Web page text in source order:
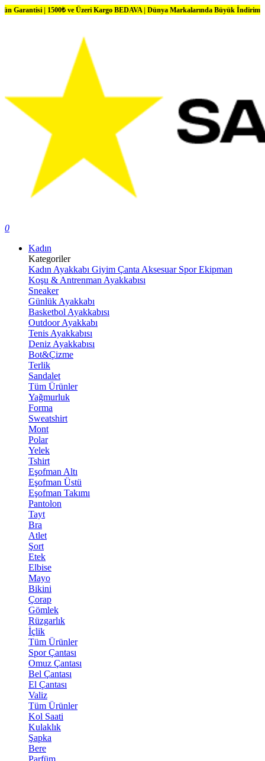
| 1500₺ ve Üzeri Kargo BEDAVA | Dünya Markalarında Büyük İndirimler
0
Kadın
Kategoriler
Kadın Ayakkabı Giyim Çanta Aksesuar Spor Ekipman
Koşu & Antrenman Ayakkabısı
Sneaker
Günlük Ayakkabı
Basketbol Ayakkabısı
Outdoor Ayakkabı
Tenis Ayakkabısı
Deniz Ayakkabısı
Bot&Çizme
Terlik
Sandalet
Tüm Ürünler
Yağmurluk
Forma
Sweatshirt
Mont
Polar
Yelek
Tshirt
Eşofman Altı
Eşofman Üstü
Eşofman Takımı
Pantolon
Tayt
Bra
Atlet
Şort
Etek
Elbise
Mayo
Bikini
Çorap
Gömlek
Rüzgarlık
İçlik
Tüm Ürünler
Spor Çantası
Omuz Çantası
Bel Çantası
El Çantası
Valiz
Tüm Ürünler
Kol Saati
Kulaklık
Şapka
Bere
Parfüm